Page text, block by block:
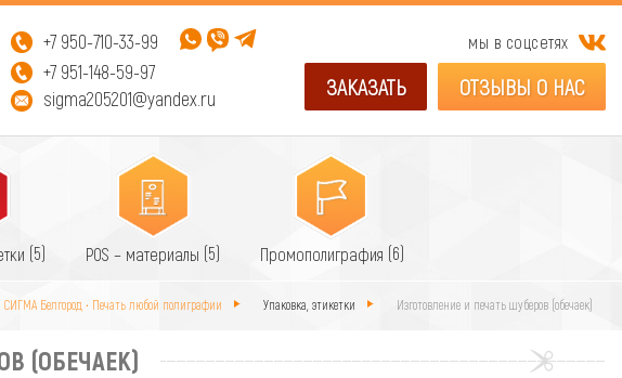
+7 950-710-33-99
+7 951-148-59-97
sigma205201@yandex.ru
мы в соцсетях
ЗАКАЗАТЬ ОТЗЫВЫ О НАС
(5) POS – материалы (5) Промополиграфия (6)
СИГМА Белгород • Печать любой полиграфии Упаковка, этикетки Изготовление и печать шуберов (обечаек)
(ОБЕЧАЕК)